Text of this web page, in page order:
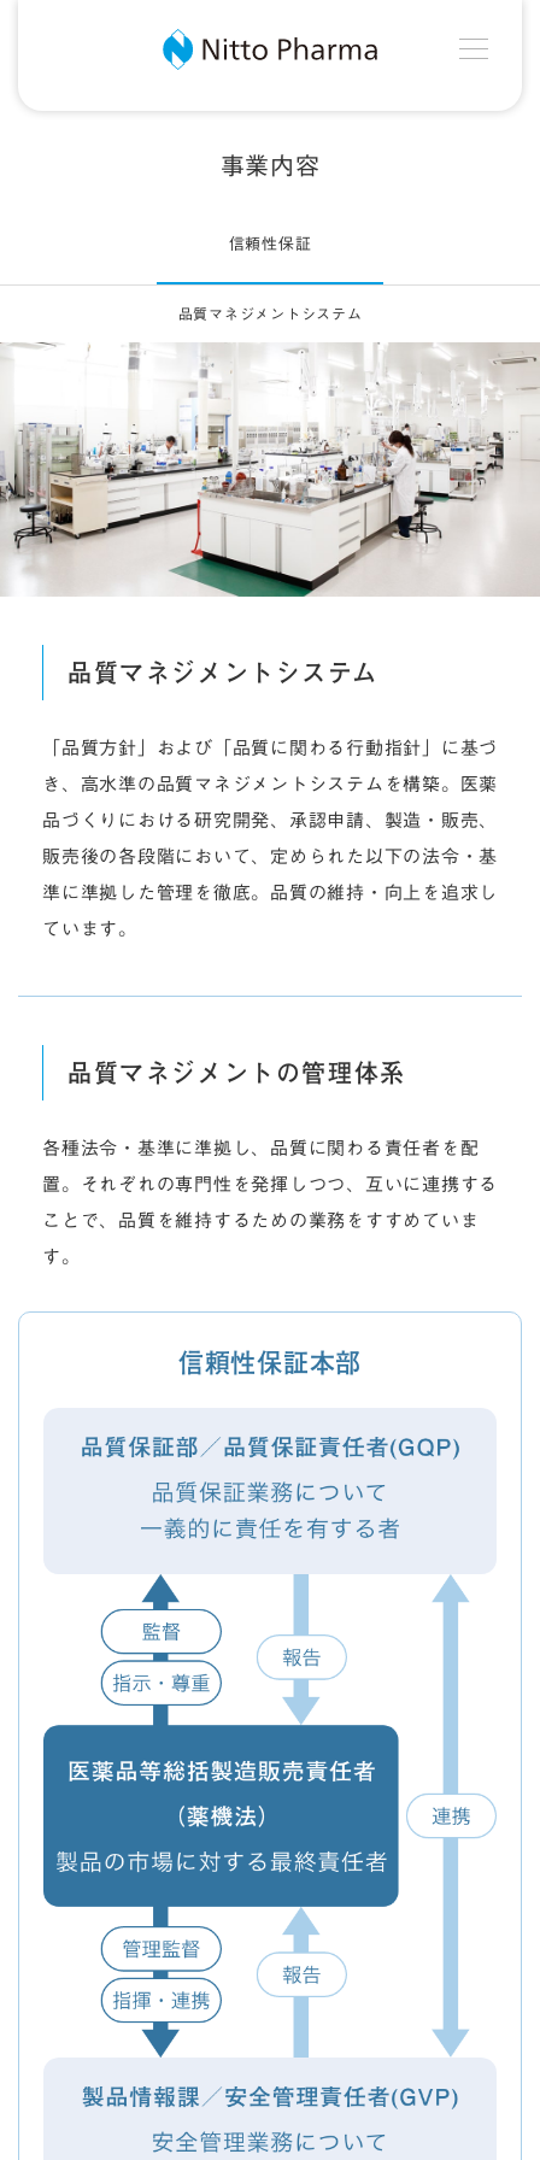
Nitto Pharma
事業内容
信頼性保証
品質マネジメントシステム
品質マネジメントシステム
「品質方針」および「品質に関わる行動指針」に基づ
き、高水準の品質マネジメントシステムを構築。医薬
品づくりにおける研究開発、承認申請、製造・販売、
販売後の各段階において、定められた以下の法令・基
準に準拠した管理を徹底。品質の維持・向上を追求し
ています。
品質マネジメントの管理体系
各種法令・基準に準拠し、品質に関わる責任者を配
置。それぞれの専門性を発揮しつつ、互いに連携する
ことで、品質を維持するための業務をすすめていま
す。
信頼性保証本部